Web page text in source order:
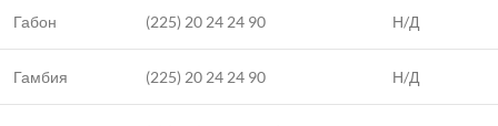
Габон (225) 20 24 24 90 Н/Д
Гамбия (225) 20 24 24 90 Н/Д